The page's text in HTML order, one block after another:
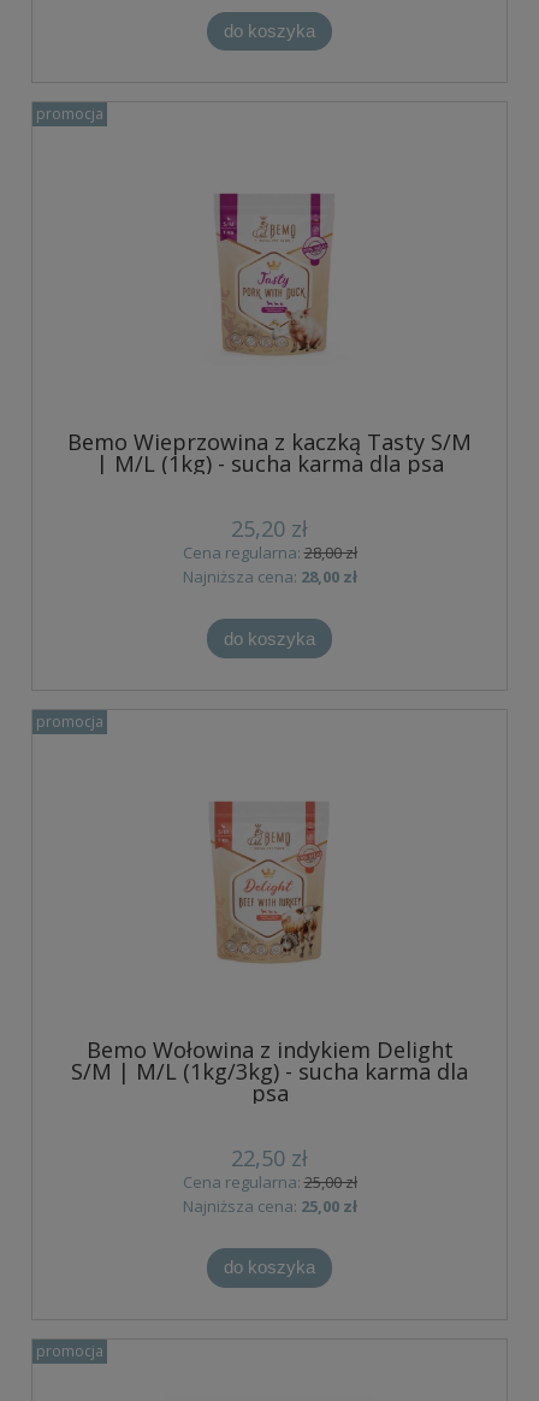
do koszyka
Bemo Wieprzowina z kaczką Tasty S/M
| M/L (1kg) - sucha karma dla psa
25,20 zł
Cena regularna:28,00 zł
Najniższa cena: 28,00 zł
do koszyka
promocja
Bemo Wołowina z indykiem Delight
S/M | M/L (1kg/3kg) - sucha karma dla
psa
22,50 zł
Cena regularna:25,00 zł
Najniższa cena: 25,00 zł
do koszyka
promocja
promocja